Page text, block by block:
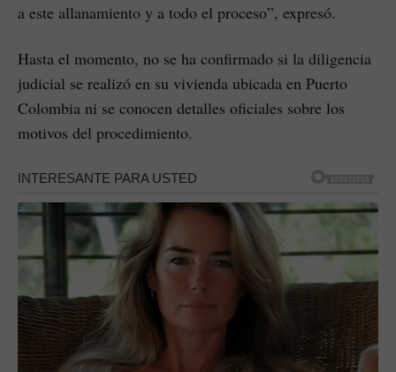
a este allanamiento y a todo el proceso”, expresó.
Hasta el momento, no se ha confirmado si la diligencia
judicial se realizó en su vivienda ubicada en Puerto
Colombia ni se conocen detalles oficiales sobre los
motivos del procedimiento.